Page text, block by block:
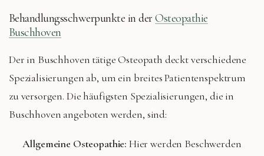
Behandlungsschwerpunkte in derOsteopathie
Buschhoven
Der in Buschhoven tätige Osteopath deckt verschiedene
Spezialisierungen ab, um ein breites Patientenspektrum
zu versorgen. Die häufigsten Spezialisierungen, die in
Buschhoven angeboten werden, sind:
Allgemeine Osteopathie: Hier werden Beschwerden